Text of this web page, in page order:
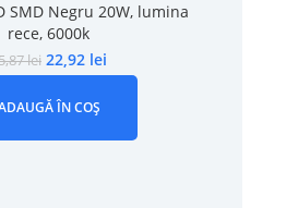
SMD Negru 20W, lumina
rece, 6000k
lei 22,92 lei
ÎN COȘ